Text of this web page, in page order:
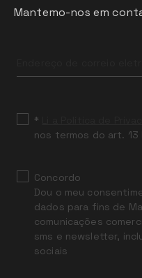
Mantemo-nos em
field
*
nos termos do art. 13
Concordo
Dou o meu
dados para fins de
comunicações
sms e newsletter,
sociais